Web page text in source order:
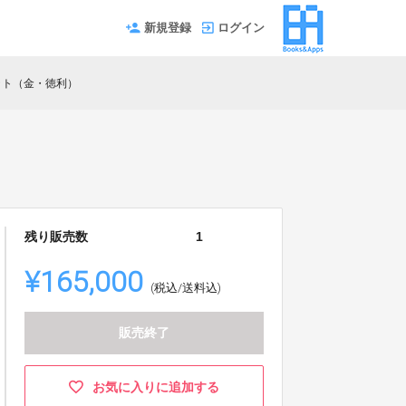
新規登録 ログイン
（金・徳利）
残り販売数 1
¥165,000 (税込/送料込)
販売終了
お気に入りに追加する